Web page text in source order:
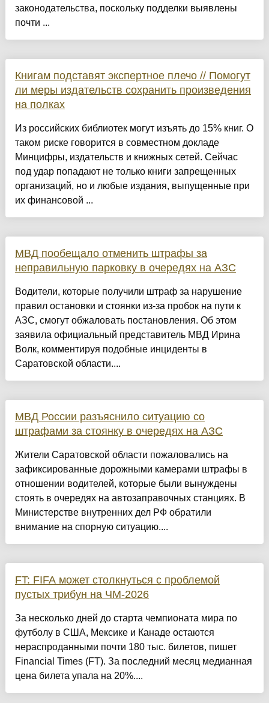
законодательства, поскольку подделки выявлены
почти ...
Книгам подставят экспертное плечо // Помогут
ли меры издательств сохранить произведения
на полках
Из российских библиотек могут изъять до 15% книг. О
таком риске говорится в совместном докладе
Минцифры, издательств и книжных сетей. Сейчас
под удар попадают не только книги запрещенных
организаций, но и любые издания, выпущенные при
их финансовой ...
МВД пообещало отменить штрафы за
неправильную парковку в очередях на АЗС
Водители, которые получили штраф за нарушение
правил остановки и стоянки из-за пробок на пути к
АЗС, смогут обжаловать постановления. Об этом
заявила официальный представитель МВД Ирина
Волк, комментируя подобные инциденты в
Саратовской области....
МВД России разъяснило ситуацию со
штрафами за стоянку в очередях на АЗС
Жители Саратовской области пожаловались на
зафиксированные дорожными камерами штрафы в
отношении водителей, которые были вынуждены
стоять в очередях на автозаправочных станциях. В
Министерстве внутренних дел РФ обратили
внимание на спорную ситуацию....
FT: FIFA может столкнуться с проблемой
пустых трибун на ЧМ-2026
За несколько дней до старта чемпионата мира по
футболу в США, Мексике и Канаде остаются
нераспроданными почти 180 тыс. билетов, пишет
Financial Times (FT). За последний месяц медианная
цена билета упала на 20%....